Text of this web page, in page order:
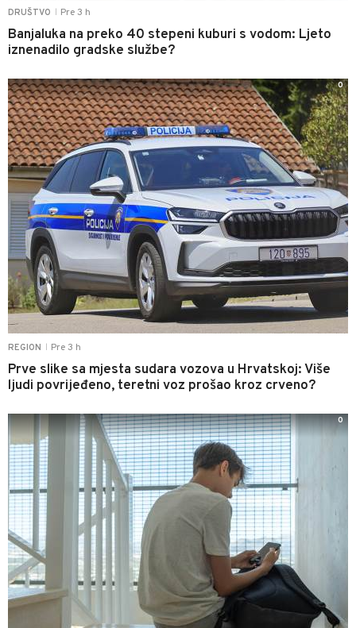
DRUŠTVO Pre 3 h
Banjaluka na preko 40 stepeni kuburi s vodom: Ljeto
iznenadilo gradske službe?
REGION Pre 3 h
Prve slike sa mjesta sudara vozova u Hrvatskoj: Više
ljudi povrijeđeno, teretni voz prošao kroz crveno?
0
0